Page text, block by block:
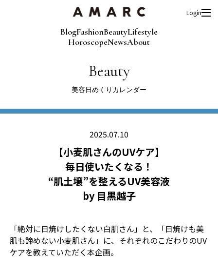
BlogFashionBeautyLifestyle
HoroscopeNewsAbout
Login
Beauty
美容日めくりカレンダー
2025.07.10
【小麦肌さんのUVケア】
毎日使いたくなる！
“肌土壌”を整えるUV美容液
by 目黒越子
「絶対に日焼けしたくない白肌さん」と、「日焼けも美
肌も諦めない小麦肌さん」に、それぞれのこだわりのUV
ケアを教えていただく本企画。